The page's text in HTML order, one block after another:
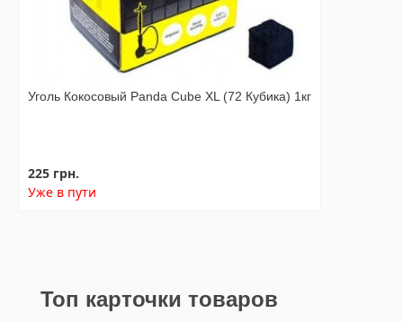
Уголь Кокосовый Panda Cube XL (72 Кубика) 1кг
225 грн.
Уже в пути
Топ карточки товаров